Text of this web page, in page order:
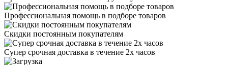
Профессиональная помощь в подборе товаров
Скидки постоянным покупателям
Супер срочная доставка в течение 2х часов